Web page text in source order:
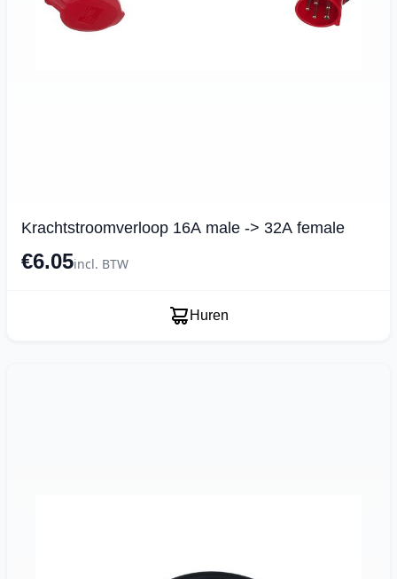
Krachtstroomverloop 16A male -> 32A female
€6.05incl. BTW
Huren